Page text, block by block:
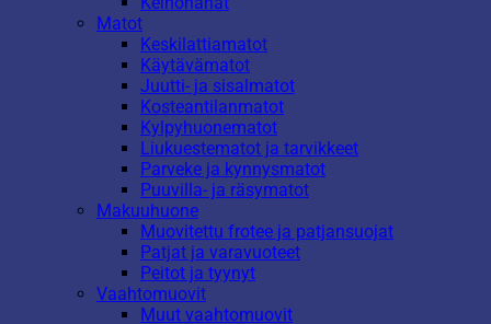
Matot
Keskilattiamatot
Käytävämatot
Juutti- ja sisalmatot
Kosteantilanmatot
Kylpyhuonematot
Liukuestematot ja tarvikkeet
Parveke ja kynnysmatot
Puuvilla- ja räsymatot
Makuuhuone
Muovitettu frotee ja patjansuojat
Patjat ja varavuoteet
Peitot ja tyynyt
Vaahtomuovit
Muut vaahtomuovit